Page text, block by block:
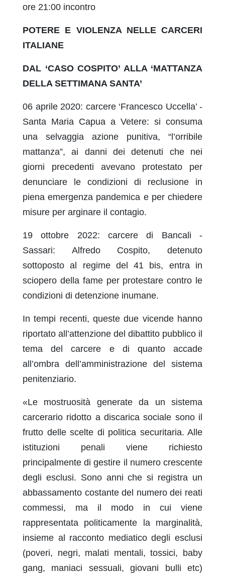
ore 21:00 incontro
POTERE E VIOLENZA NELLE CARCERI
ITALIANE
DAL ‘CASO COSPITO’ ALLA ‘MATTANZA
DELLA SETTIMANA SANTA’
06 aprile 2020: carcere ‘Francesco Uccella’ -
Santa Maria Capua a Vetere: si consuma
una selvaggia azione punitiva, “l’orribile
mattanza”, ai danni dei detenuti che nei
giorni precedenti avevano protestato per
denunciare le condizioni di reclusione in
piena emergenza pandemica e per chiedere
misure per arginare il contagio.
19 ottobre 2022: carcere di Bancali -
Sassari: Alfredo Cospito, detenuto
sottoposto al regime del 41 bis, entra in
sciopero della fame per protestare contro le
condizioni di detenzione inumane.
In tempi recenti, queste due vicende hanno
riportato all’attenzione del dibattito pubblico il
tema del carcere e di quanto accade
all’ombra dell’amministrazione del sistema
penitenziario.
«Le mostruosità generate da un sistema
carcerario ridotto a discarica sociale sono il
frutto delle scelte di politica securitaria. Alle
istituzioni penali viene richiesto
principalmente di gestire il numero crescente
degli esclusi. Sono anni che si registra un
abbassamento costante del numero dei reati
commessi, ma il modo in cui viene
rappresentata politicamente la marginalità,
insieme al racconto mediatico degli esclusi
(poveri, negri, malati mentali, tossici, baby
gang, maniaci sessuali, giovani bulli etc)